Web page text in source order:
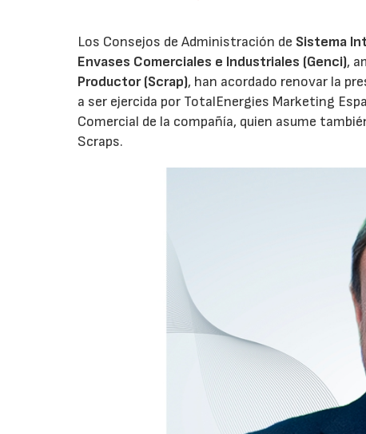
Los Consejos de Administración de Sistema
Envases Comerciales e Industriales (Genci),
Productor (Scrap), han acordado renovar la
a ser ejercida por TotalEnergies Marketing
Comercial de la compañía, quien asume
Scraps.